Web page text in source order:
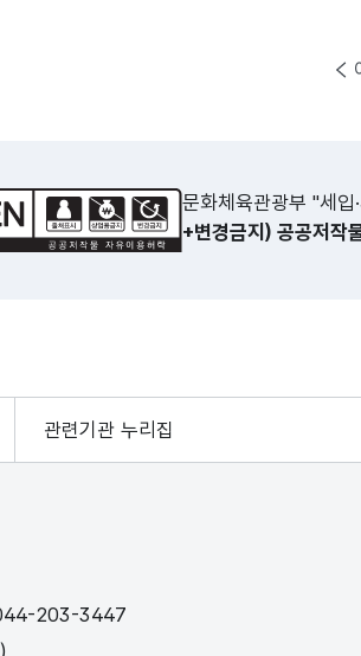
문화체육관광부 "세입
+변경금지) 공공저작
관련기관 누리집
203-3447